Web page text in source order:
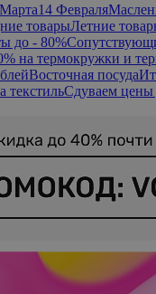
14 Февраля
товарыЛетние
до - 80%
на термокружки и
Восточная посуда
текстильСдуваем цены